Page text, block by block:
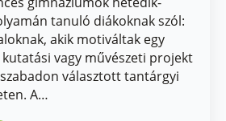
tanuló diákoknak szól:
akik motiváltak egy
vagy művészeti projekt
választott tantárgyi
A…